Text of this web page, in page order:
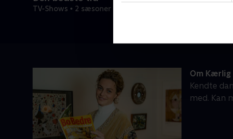
TV-Shows • 2 sæsoner
Om Kærlig
Kendte
med. Kan